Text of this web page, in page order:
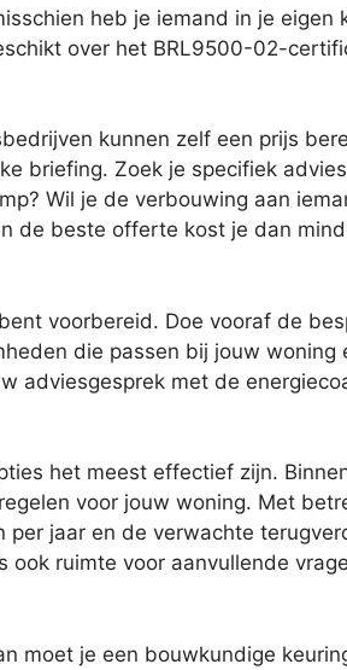
heb je iemand in je eigen
over het BRL9500-02-
kunnen zelf een prijs
briefing. Zoek je specifiek
Wil je de verbouwing aan
de beste offerte kost je dan
voorbereid. Doe vooraf de
die passen bij jouw
adviesgesprek met de
het meest effectief zijn.
voor jouw woning. Met
jaar en de verwachte
ook ruimte voor aanvullende
moet je een bouwkundige